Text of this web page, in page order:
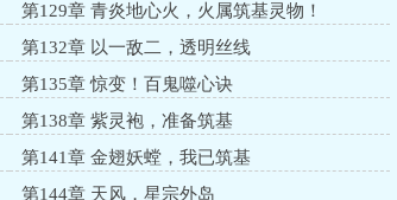
第129章 青炎地心火，火属筑基灵物！
第132章 以一敌二，透明丝线
第135章 惊变！百鬼噬心诀
第138章 紫灵袍，准备筑基
第141章 金翅妖螳，我已筑基
第144章 天风，星宗外岛